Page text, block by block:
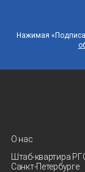
Нажимая
О нас
Штаб-квартира
Санкт‑Петербурге